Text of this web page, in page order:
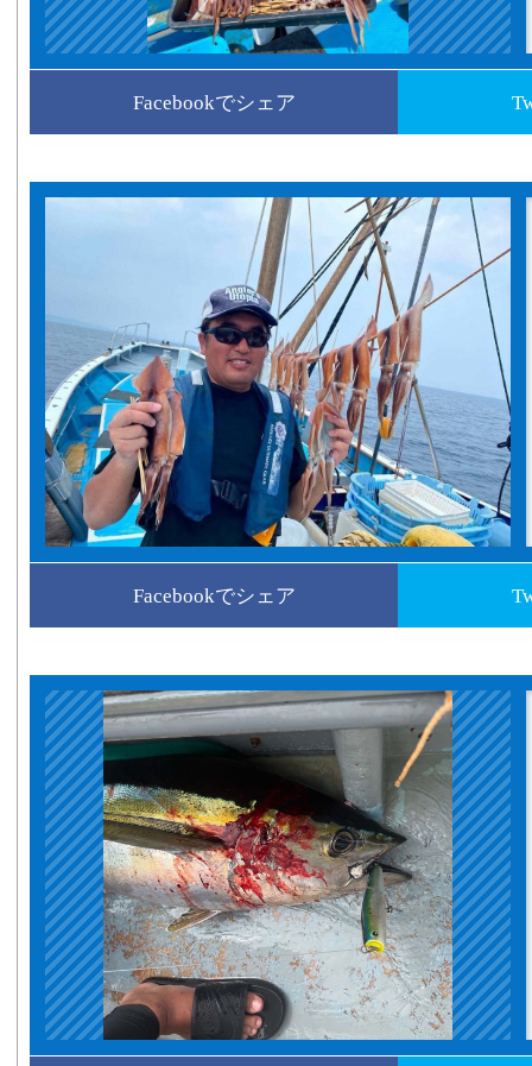
Facebookでシェア
Facebookでシェア